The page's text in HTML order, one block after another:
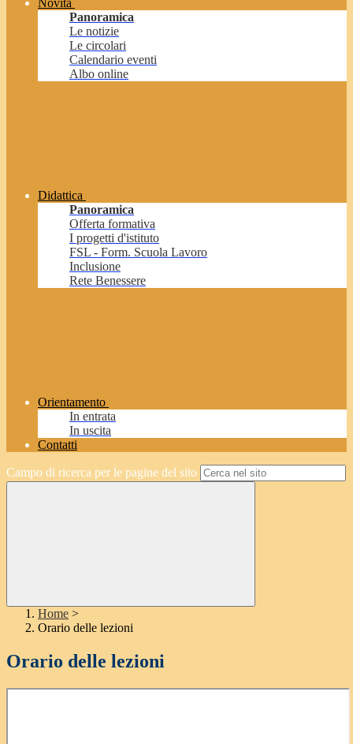
Novità
Panoramica
Le notizie
Le circolari
Calendario eventi
Albo online
Didattica
Panoramica
Offerta formativa
I progetti d'istituto
FSL - Form. Scuola Lavoro
Inclusione
Rete Benessere
Orientamento
In entrata
In uscita
Contatti
Campo di ricerca per le pagine del sito
Home >
Orario delle lezioni
Orario delle lezioni